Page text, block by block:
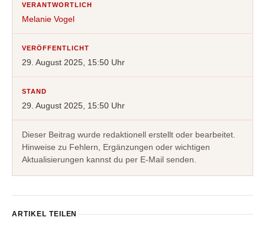
VERANTWORTLICH
Melanie Vogel
VERÖFFENTLICHT
29. August 2025, 15:50 Uhr
STAND
29. August 2025, 15:50 Uhr
Dieser Beitrag wurde redaktionell erstellt oder bearbeitet.
Hinweise zu Fehlern, Ergänzungen oder wichtigen
Aktualisierungen kannst du per E-Mail senden.
ARTIKEL TEILEN